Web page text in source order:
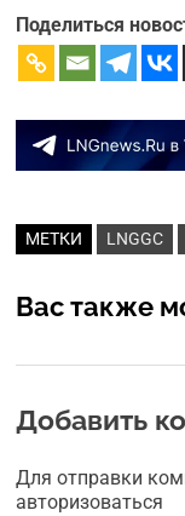
Поделиться
МЕТКИ LNGGC
Вас также
Добавить
Для отправки
авторизоваться